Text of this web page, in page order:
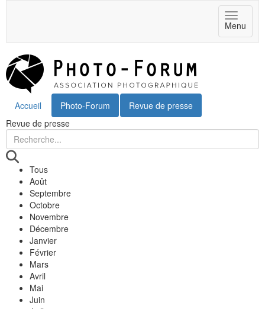
Toggle
Menu
Accueil Photo-Forum
Revue de presse
Revue de presse
Tous
Août
Septembre
Octobre
Novembre
Décembre
Janvier
Février
Mars
Avril
Mai
Juin